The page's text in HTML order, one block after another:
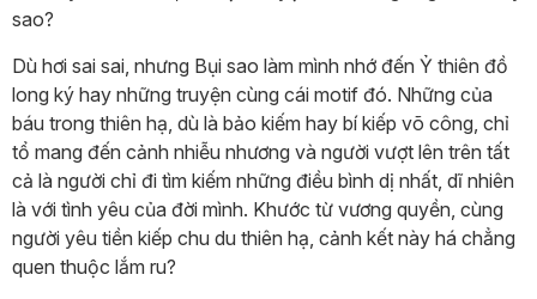
sao?
Dù hơi sai sai, nhưng Bụi sao làm mình nhớ đến Ỷ thiên đồ
long ký hay những truyện cùng cái motif đó. Những của
báu trong thiên hạ, dù là bảo kiếm hay bí kiếp võ công, chỉ
tổ mang đến cảnh nhiễu nhương và người vượt lên trên tất
cả là người chỉ đi tìm kiếm những điều bình dị nhất, dĩ nhiên
là với tình yêu của đời mình. Khước từ vương quyền, cùng
người yêu tiền kiếp chu du thiên hạ, cảnh kết này há chẳng
quen thuộc lắm ru?